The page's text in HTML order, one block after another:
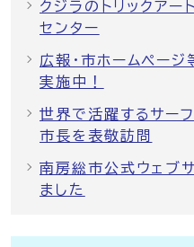
クジラのトリックアー
センター
広報・市ホームペー
実施中！
世界で活躍するサー
市長を表敬訪問
南房総市公式ウェブ
ました